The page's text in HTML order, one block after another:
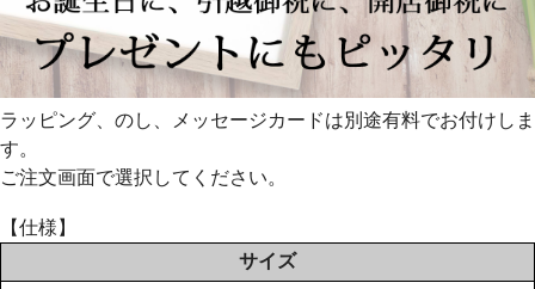
ラッピング、のし、メッセージカードは別途有料でお付けしま
す。
ご注文画面で選択してください。
【仕様】
サイズ